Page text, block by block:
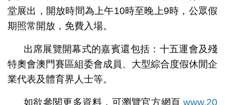
堂展出，開放時間為上午10時至晚上9時，公眾假
期照常開放，免費入場。
出席展覽開幕式的嘉賓還包括：十五運會及殘
特奧會澳門賽區組委會成員、大型綜合度假休閒企
業代表及體育界人士等。
如欲參閱更多資料，可瀏覽官方網頁www.20